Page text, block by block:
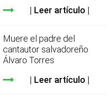
Leer artículo
Muere el padre del
cantautor salvadoreño
Álvaro Torres
Leer artículo